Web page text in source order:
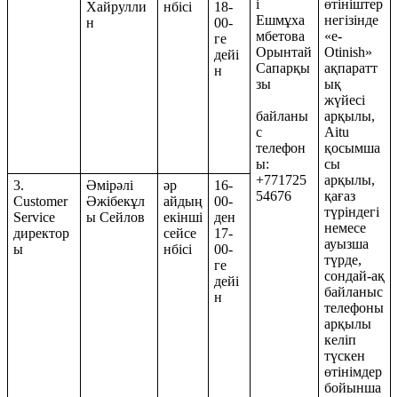
і
Ешмұха
мбетова
Орынтай
Сапарқы
зы
байланы
с
телефон
ы:
+771725
54676
өтініштер
негізінде
«e-
Otinish»
ақпаратт
ық
жүйесі
арқылы,
Aitu
қосымша
сы
арқылы,
қағаз
түріндегі
немесе
ауызша
түрде,
сондай-ақ
байланыс
телефоны
арқылы
келіп
түскен
өтінімдер
бойынша
Хайрулли
н
нбісі
18-
00-
ге
дейі
н
3.
Customer
Service
директор
ы
Әмірәлі
Әжібекұл
ы Сейлов
әр
айдың
екінші
сейсе
нбісі
16-
00-
ден
17-
00-
ге
дейі
н